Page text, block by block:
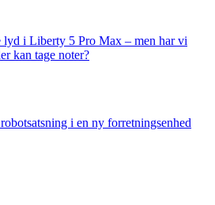
lyd i Liberty 5 Pro Max – men har vi
kan tage noter?
i en ny forretningsenhed